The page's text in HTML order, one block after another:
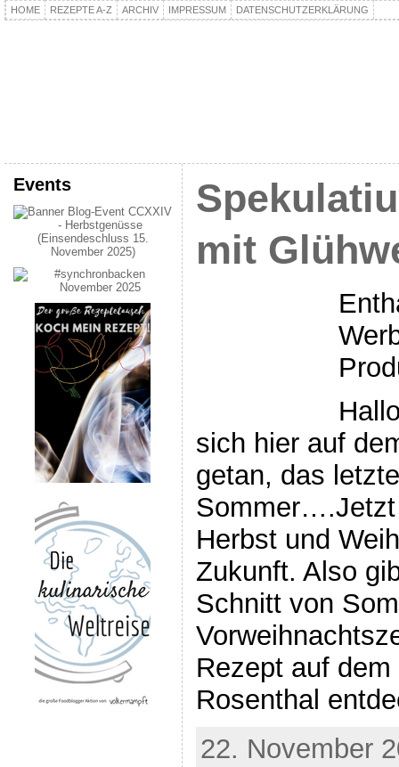
HOME REZEPTE A-Z ARCHIV IMPRESSUM DATENSCHUTZERKLÄRUNG
Events
mit
sich hier auf
getan, das
Herbst und
Zukunft. Also
Schnitt von
Rezept auf
Rosenthal
22. November